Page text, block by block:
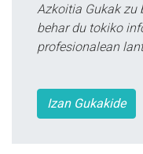
Azkoitia Gukak zu
behar du tokiko
profesionalean
Izan Gukakide